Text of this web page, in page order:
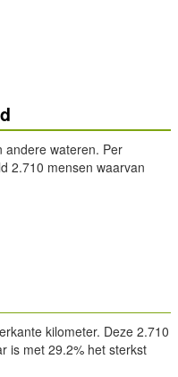
andere wateren. Per
2.710 mensen waarvan
kilometer. Deze 2.710
is met 29.2% het sterkst